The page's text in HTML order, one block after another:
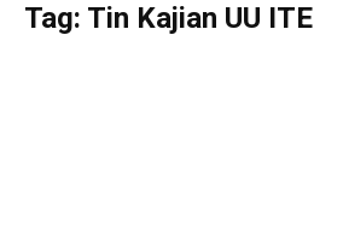
Tag: Tin Kajian UU ITE